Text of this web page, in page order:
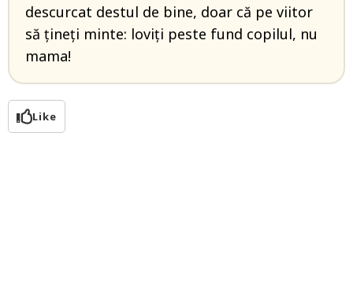
descurcat destul de bine, doar că pe viitor
să țineți minte: loviți peste fund copilul, nu
mama!
Like